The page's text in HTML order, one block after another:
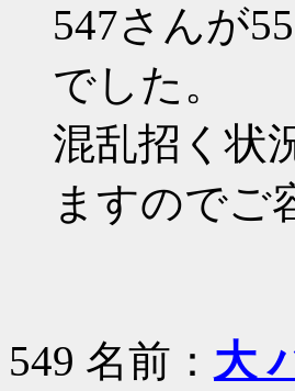
547さんが
でした。
混乱招く状
ますのでご
549 名前： 大